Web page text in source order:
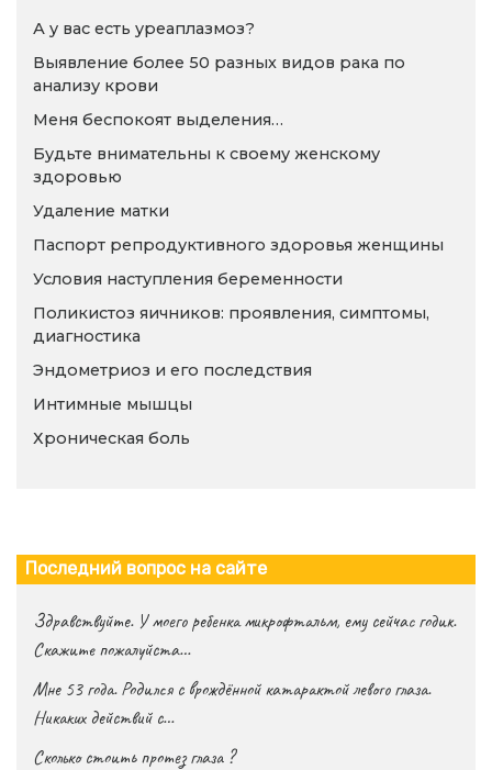
А у вас есть уреаплазмоз?
Выявление более 50 разных видов рака по
анализу крови
Меня беспокоят выделения…
Будьте внимательны к своему женскому
здоровью
Удаление матки
Паспорт репродуктивного здоровья женщины
Условия наступления беременности
Поликистоз яичников: проявления, симптомы,
диагностика
Эндометриоз и его последствия
Интимные мышцы
Хроническая боль
Последний вопрос на сайте
Здравствуйте. У моего ребенка микрофтальм, ему сейчас годик.
Скажите пожалуйста…
Мне 53 года. Родился с врождённой катарактой левого глаза.
Никаких действий с…
Сколько стоить протез глаза ?